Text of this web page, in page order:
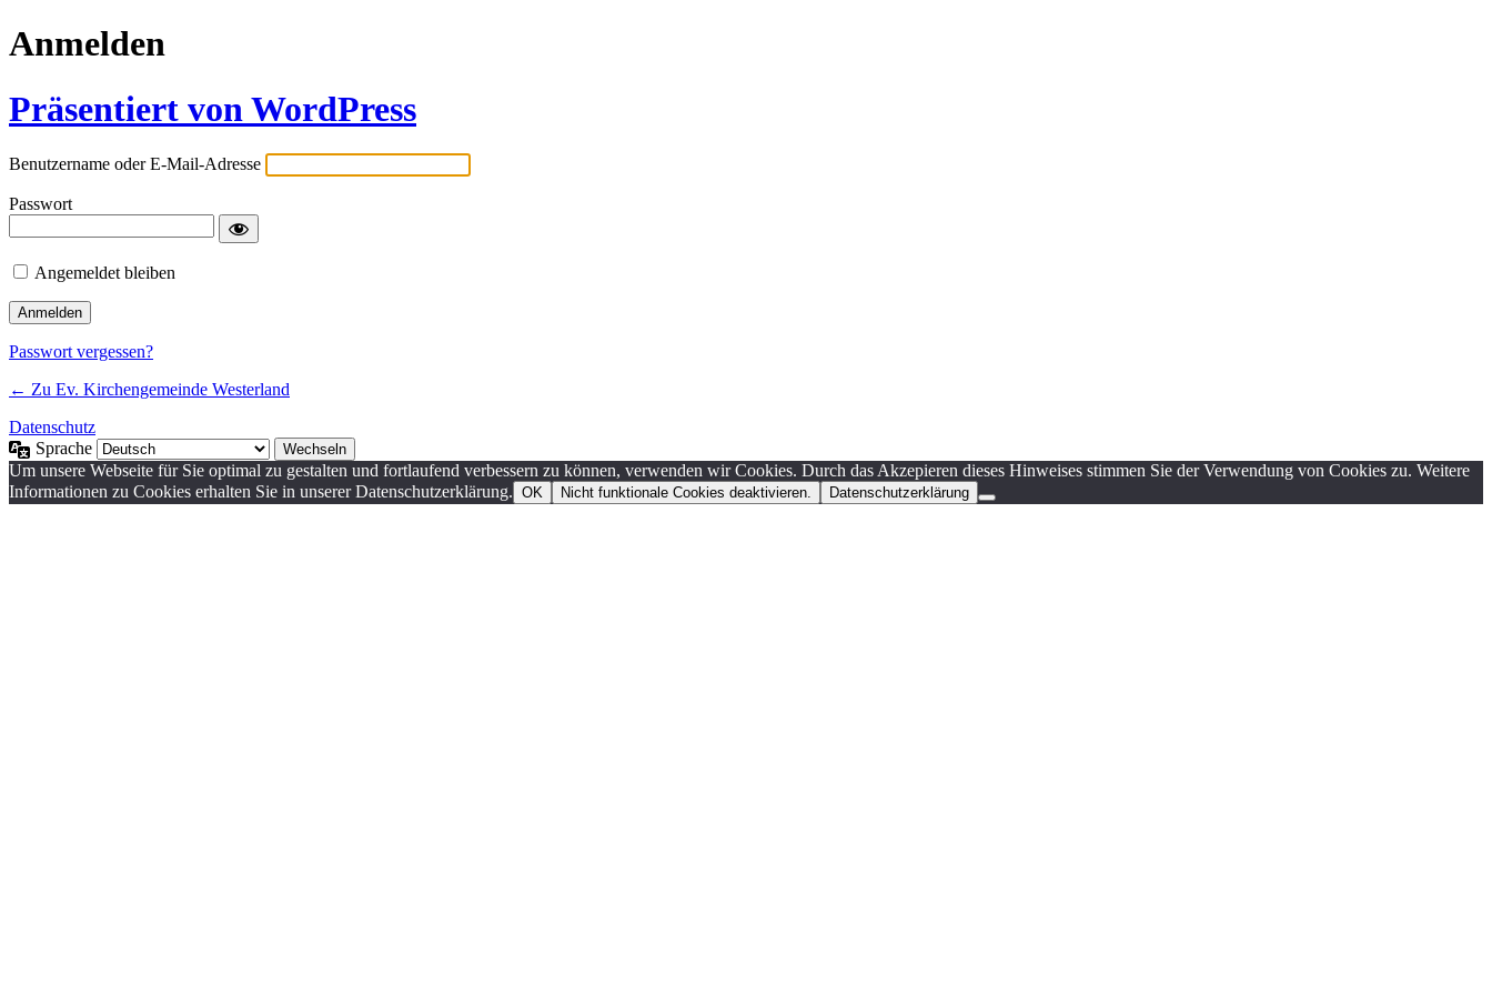
Anmelden
Präsentiert von WordPress
Benutzername oder E-Mail-Adresse
Passwort
Angemeldet bleiben
Passwort vergessen?
← Zu Ev. Kirchengemeinde Westerland
Datenschutz
Sprache
Um unsere Webseite für Sie optimal zu gestalten und fortlaufend verbessern zu können, verwenden wir Cookies. Durch das Akzepieren dieses Hinweises stimmen Sie der Verwendung von Cookies zu. Weitere
Informationen zu Cookies erhalten Sie in unserer Datenschutzerklärung. OK Nicht funktionale Cookies deaktivieren. Datenschutzerklärung